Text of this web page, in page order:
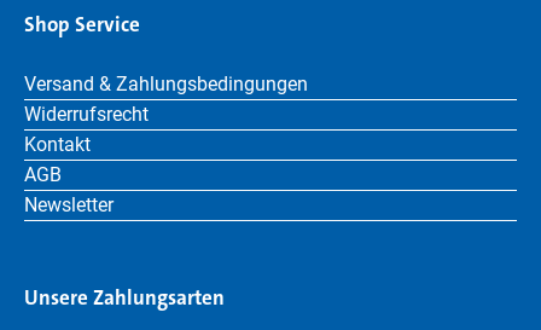
Shop Service
Versand & Zahlungsbedingungen
Widerrufsrecht
Kontakt
AGB
Newsletter
Unsere Zahlungsarten